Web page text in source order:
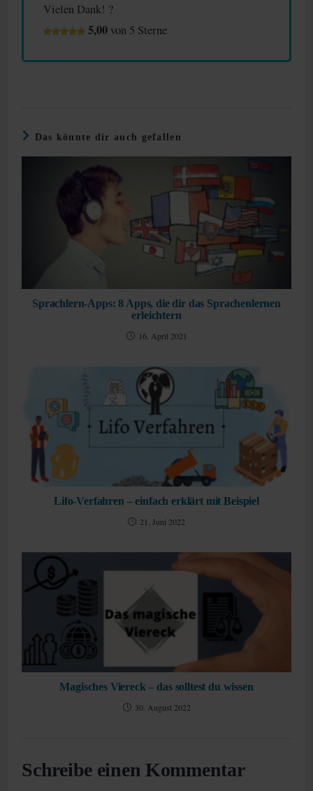
Vielen Dank! ?
5,00 von 5 Sterne
Das könnte dir auch gefallen
Sprachlern-Apps: 8 Apps, die dir das Sprachenlernen
erleichtern
16. April 2021
Lifo-Verfahren – einfach erklärt mit Beispiel
21. Juni 2022
Magisches Viereck – das solltest du wissen
30. August 2022
Schreibe einen Kommentar